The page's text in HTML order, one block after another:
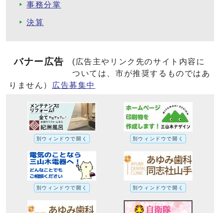
事務分掌
決算
バナー広告
(広告主やリンク先のサイト内容に
ついては、市が推奨するものではあ
りません）
広告募集中
別ウィンドウで開く 別ウィンドウで開く
別ウィンドウで開く 別ウィンドウで開く